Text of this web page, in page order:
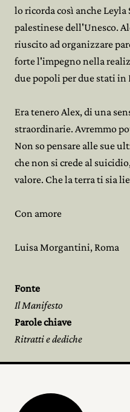
lo ricorda così anche
palestinese dell'Unesco.
riuscito ad organizzare
forte l'impegno nella
due popoli per due stati in
Era tenero Alex, di una
straordinarie. Avremmo
Non so pensare alle sue
che non si crede al
valore. Che la terra ti sia
Con amore
Luisa Morgantini, Roma
Fonte
Il Manifesto
Parole chiave
Ritratti e dediche